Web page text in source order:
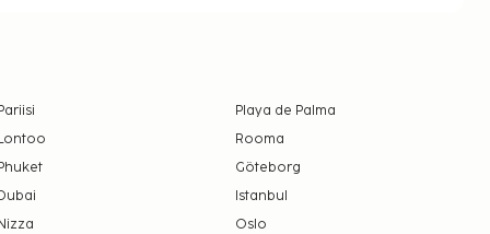
Playa de Palma
Rooma
Göteborg
Istanbul
Oslo